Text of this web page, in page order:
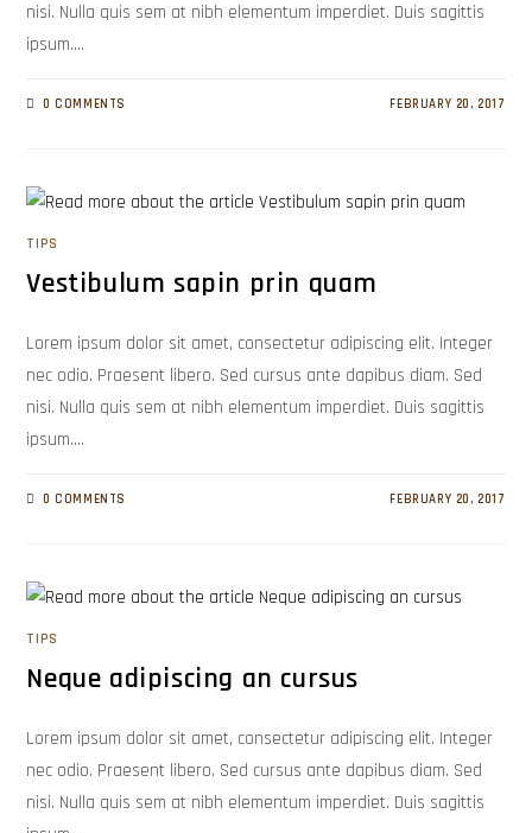
nisi. Nulla quis sem at nibh elementum imperdiet. Duis sagittis
ipsum.…
0 COMMENTS FEBRUARY 20, 2017
TIPS
Vestibulum sapin prin quam
Lorem ipsum dolor sit amet, consectetur adipiscing elit. Integer
nec odio. Praesent libero. Sed cursus ante dapibus diam. Sed
nisi. Nulla quis sem at nibh elementum imperdiet. Duis sagittis
ipsum.…
0 COMMENTS FEBRUARY 20, 2017
TIPS
Neque adipiscing an cursus
Lorem ipsum dolor sit amet, consectetur adipiscing elit. Integer
nec odio. Praesent libero. Sed cursus ante dapibus diam. Sed
nisi. Nulla quis sem at nibh elementum imperdiet. Duis sagittis